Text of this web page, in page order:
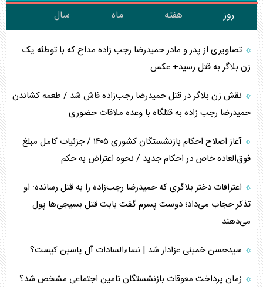
روز هفته ماه سال
تصاویری از پدر و مادر حمیدرضا رجب زاده مداح که با توطئه یک
زن بلاگر به قتل رسید+ عکس
نقش زن بلاگر در قتل حمیدرضا رجب‌زاده فاش شد / طعمه کشاندن
حمیدرضا رجب زاده به قتلگاه با وعده ملاقات حضوری
آغاز اصلاح احکام بازنشستگان کشوری ۱۴۰۵ / جزئیات کامل مبلغ
فوق‌العاده خاص در احکام جدید / نحوه اعتراض به حکم
اعترافات دختر بلاگری که حمیدرضا رجب‌زاده را به قتل رسانده: او
تذکر حجاب می‌داد؛ دوست پسرم گفت بابت قتل بسیجی‌ها پول
می‌دهند
سیدحسن خمینی عزادار شد | نساءالسادات آل یاسین کیست؟
زمان پرداخت معوقات بازنشستگان تامین اجتماعی مشخص شد؟